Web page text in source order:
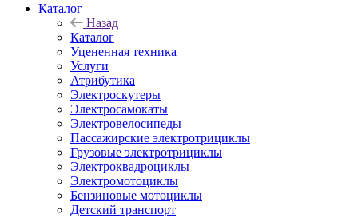
Каталог
Назад
Каталог
Уцененная техника
Услуги
Атрибутика
Электроскутеры
Электросамокаты
Электровелосипеды
Пассажирские электротрициклы
Грузовые электротрициклы
Электроквадроциклы
Электромотоциклы
Бензиновые мотоциклы
Детский транспорт